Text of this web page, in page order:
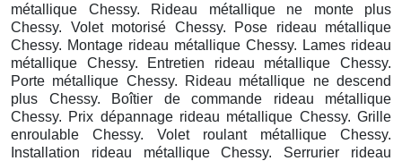
métallique Chessy. Rideau métallique ne monte plus
Chessy. Volet motorisé Chessy. Pose rideau métallique
Chessy. Montage rideau métallique Chessy. Lames rideau
métallique Chessy. Entretien rideau métallique Chessy.
Porte métallique Chessy. Rideau métallique ne descend
plus Chessy. Boîtier de commande rideau métallique
Chessy. Prix dépannage rideau métallique Chessy. Grille
enroulable Chessy. Volet roulant métallique Chessy.
Installation rideau métallique Chessy. Serrurier rideau